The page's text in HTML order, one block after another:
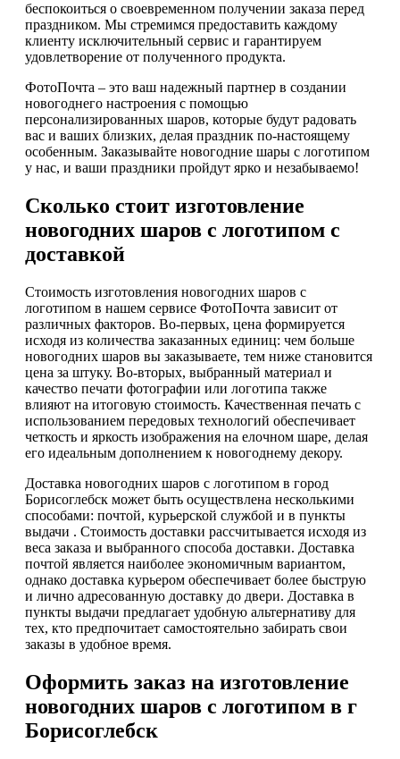
беспокоиться о своевременном получении заказа перед
праздником. Мы стремимся предоставить каждому
клиенту исключительный сервис и гарантируем
удовлетворение от полученного продукта.
ФотоПочта – это ваш надежный партнер в создании
новогоднего настроения с помощью
персонализированных шаров, которые будут радовать
вас и ваших близких, делая праздник по-настоящему
особенным. Заказывайте новогодние шары с логотипом
у нас, и ваши праздники пройдут ярко и незабываемо!
Сколько стоит изготовление
новогодних шаров с логотипом с
доставкой
Стоимость изготовления новогодних шаров с
логотипом в нашем сервисе ФотоПочта зависит от
различных факторов. Во-первых, цена формируется
исходя из количества заказанных единиц: чем больше
новогодних шаров вы заказываете, тем ниже становится
цена за штуку. Во-вторых, выбранный материал и
качество печати фотографии или логотипа также
влияют на итоговую стоимость. Качественная печать с
использованием передовых технологий обеспечивает
четкость и яркость изображения на елочном шаре, делая
его идеальным дополнением к новогоднему декору.
Доставка новогодних шаров с логотипом в город
Борисоглебск может быть осуществлена несколькими
способами: почтой, курьерской службой и в пункты
выдачи . Стоимость доставки рассчитывается исходя из
веса заказа и выбранного способа доставки. Доставка
почтой является наиболее экономичным вариантом,
однако доставка курьером обеспечивает более быструю
и лично адресованную доставку до двери. Доставка в
пункты выдачи предлагает удобную альтернативу для
тех, кто предпочитает самостоятельно забирать свои
заказы в удобное время.
Оформить заказ на изготовление
новогодних шаров с логотипом в г
Борисоглебск